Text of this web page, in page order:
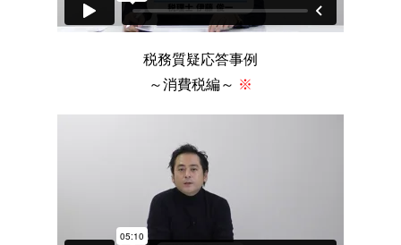
税務質疑応答事例
～消費税編～ ※